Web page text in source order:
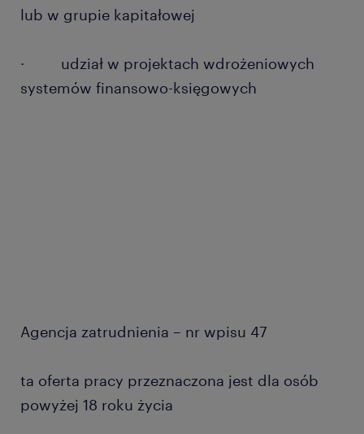
lub w grupie kapitałowej
· udział w projektach wdrożeniowych
systemów finansowo-księgowych
Agencja zatrudnienia – nr wpisu 47
ta oferta pracy przeznaczona jest dla osób
powyżej 18 roku życia